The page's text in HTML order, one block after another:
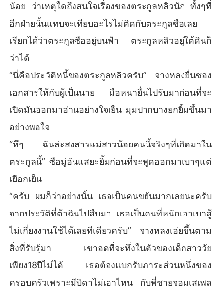
น้อย ว่าเหตุใดถึงสนใจเรื่องของตระกูลหลิวนัก ทั้งๆที่
อีกฝ่ายนั้นแทบจะเทียบอะไรไม่ติดกับตระกูลซือเลย
เรียกได้ว่าตระกูลซืออยู่บนฟ้า ตระกูลหลิวอยู่ใต้ดินก็
ว่าได้
“นี่คือประวัติหนี้ของตระกูลหลิวครับ” จางหลงยื่นซอง
เอกสารให้กับผู้เป็นนาย มือหนายื่นไปรับมาก่อนที่จะ
เปิดมันออกมาอ่านอย่างใจเย็น มุมปากบางยกยิ้มขึ้นมา
อย่างพอใจ
“หึๆ ฉันล่ะสงสารแม่สาวน้อยคนนี้จริงๆที่เกิดมาใน
ตระกูลนี้” ซือมู่อันแสยะยิ้มก่อนที่จะพูดออกมาเบาๆแต่
เยือกเย็น
“ครับ ผมก็ว่าอย่างนั้น เธอเป็นคนขยันมากเลยนะครับ
จากประวัติที่ต้าฉินไปสืบมา เธอเป็นคนที่หนักเอาเบาสู้
ไม่เกี่ยงงานใช้ได้เลยทีเดียวครับ” จางหลงเอ่ยขึ้นตาม
สิ่งที่รับรู้มา เขาอดที่จะทึ่งในตัวของเด็กสาววัย
เพียง18ปีไม่ได้ เธอต้องแบกรับภาระส่วนหนึ่งของ
ครอบครัวเพราะมีบิดาไม่เอาไหน กับพี่ชายจอมเสเพล